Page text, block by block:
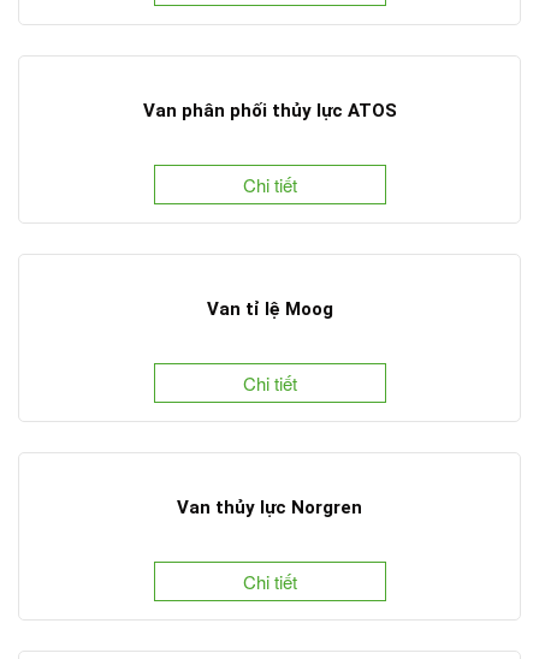
Van phân phối thủy lực ATOS
Chi tiết
Van tỉ lệ Moog
Chi tiết
Van thủy lực Norgren
Chi tiết